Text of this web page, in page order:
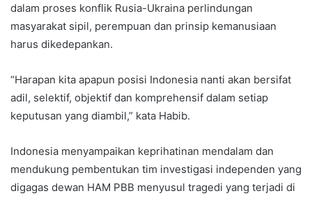
dalam proses konflik Rusia-Ukraina perlindungan
masyarakat sipil, perempuan dan prinsip kemanusiaan
harus dikedepankan.
“Harapan kita apapun posisi Indonesia nanti akan bersifat
adil, selektif, objektif dan komprehensif dalam setiap
keputusan yang diambil,” kata Habib.
Indonesia menyampaikan keprihatinan mendalam dan
mendukung pembentukan tim investigasi independen yang
digagas dewan HAM PBB menyusul tragedi yang terjadi di